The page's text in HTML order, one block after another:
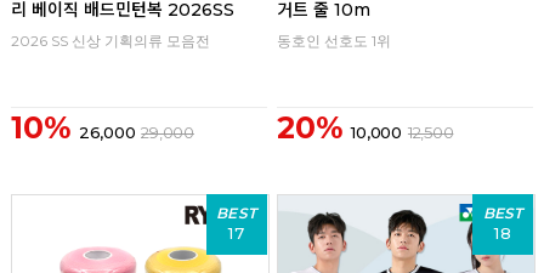
리 베이직 배드민턴복 2026SS
2026 SS 신상 기획의류 모음전
10% 26,000 29,000
거트 줄 10m
동호인 선호도 1위
20% 10,000 12,500
BEST
17
BEST
18